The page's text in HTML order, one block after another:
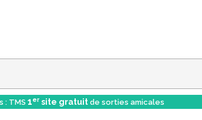
: TMS 1er site gratuit de sorties amicales